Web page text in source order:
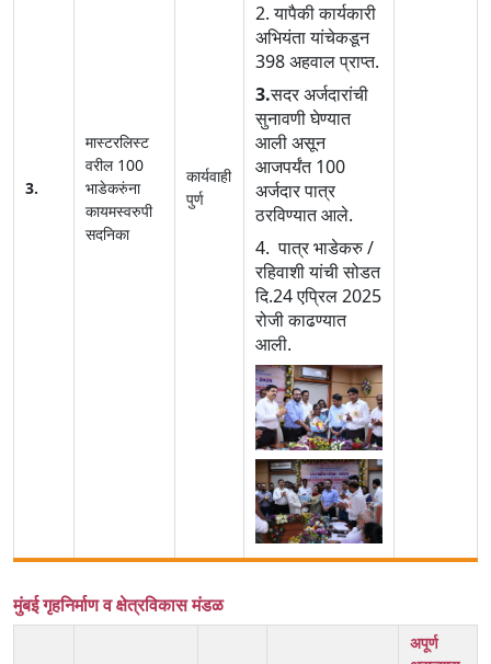
3.
मास्टरलिस्ट
वरील 100
भाडेकरुंना
कायमस्वरुपी
सदनिका
कार्यवाही
पुर्ण
2. यापैकी कार्यकारी
अभियंता यांचेकडून
398 अहवाल प्राप्त.
3.सदर अर्जदारांची
सुनावणी घेण्यात
आली असून
आजपर्यंत 100
अर्जदार पात्र
ठरविण्यात आले.
4. पात्र भाडेकरु /
रहिवाशी यांची सोडत
दि.24 एप्रिल‍ 2025
रोजी काढण्यात
आली.
मुंबई गृहनिर्माण व क्षेत्रविकास मंडळ
अपूर्ण